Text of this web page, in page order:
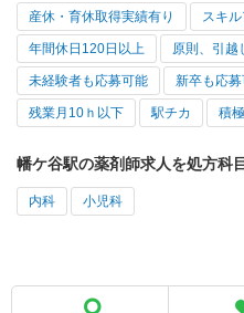
産休・育休取得実績有り スキ
年間休日120日以上 原則、引越
未経験者も応募可能 新卒も応
残業月10ｈ以下 駅チカ 積
幡ケ谷駅の薬剤師求人を処方科
内科 小児科